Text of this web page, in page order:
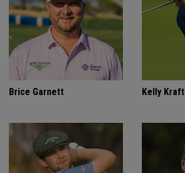
Brice Garnett Kelly Kraft